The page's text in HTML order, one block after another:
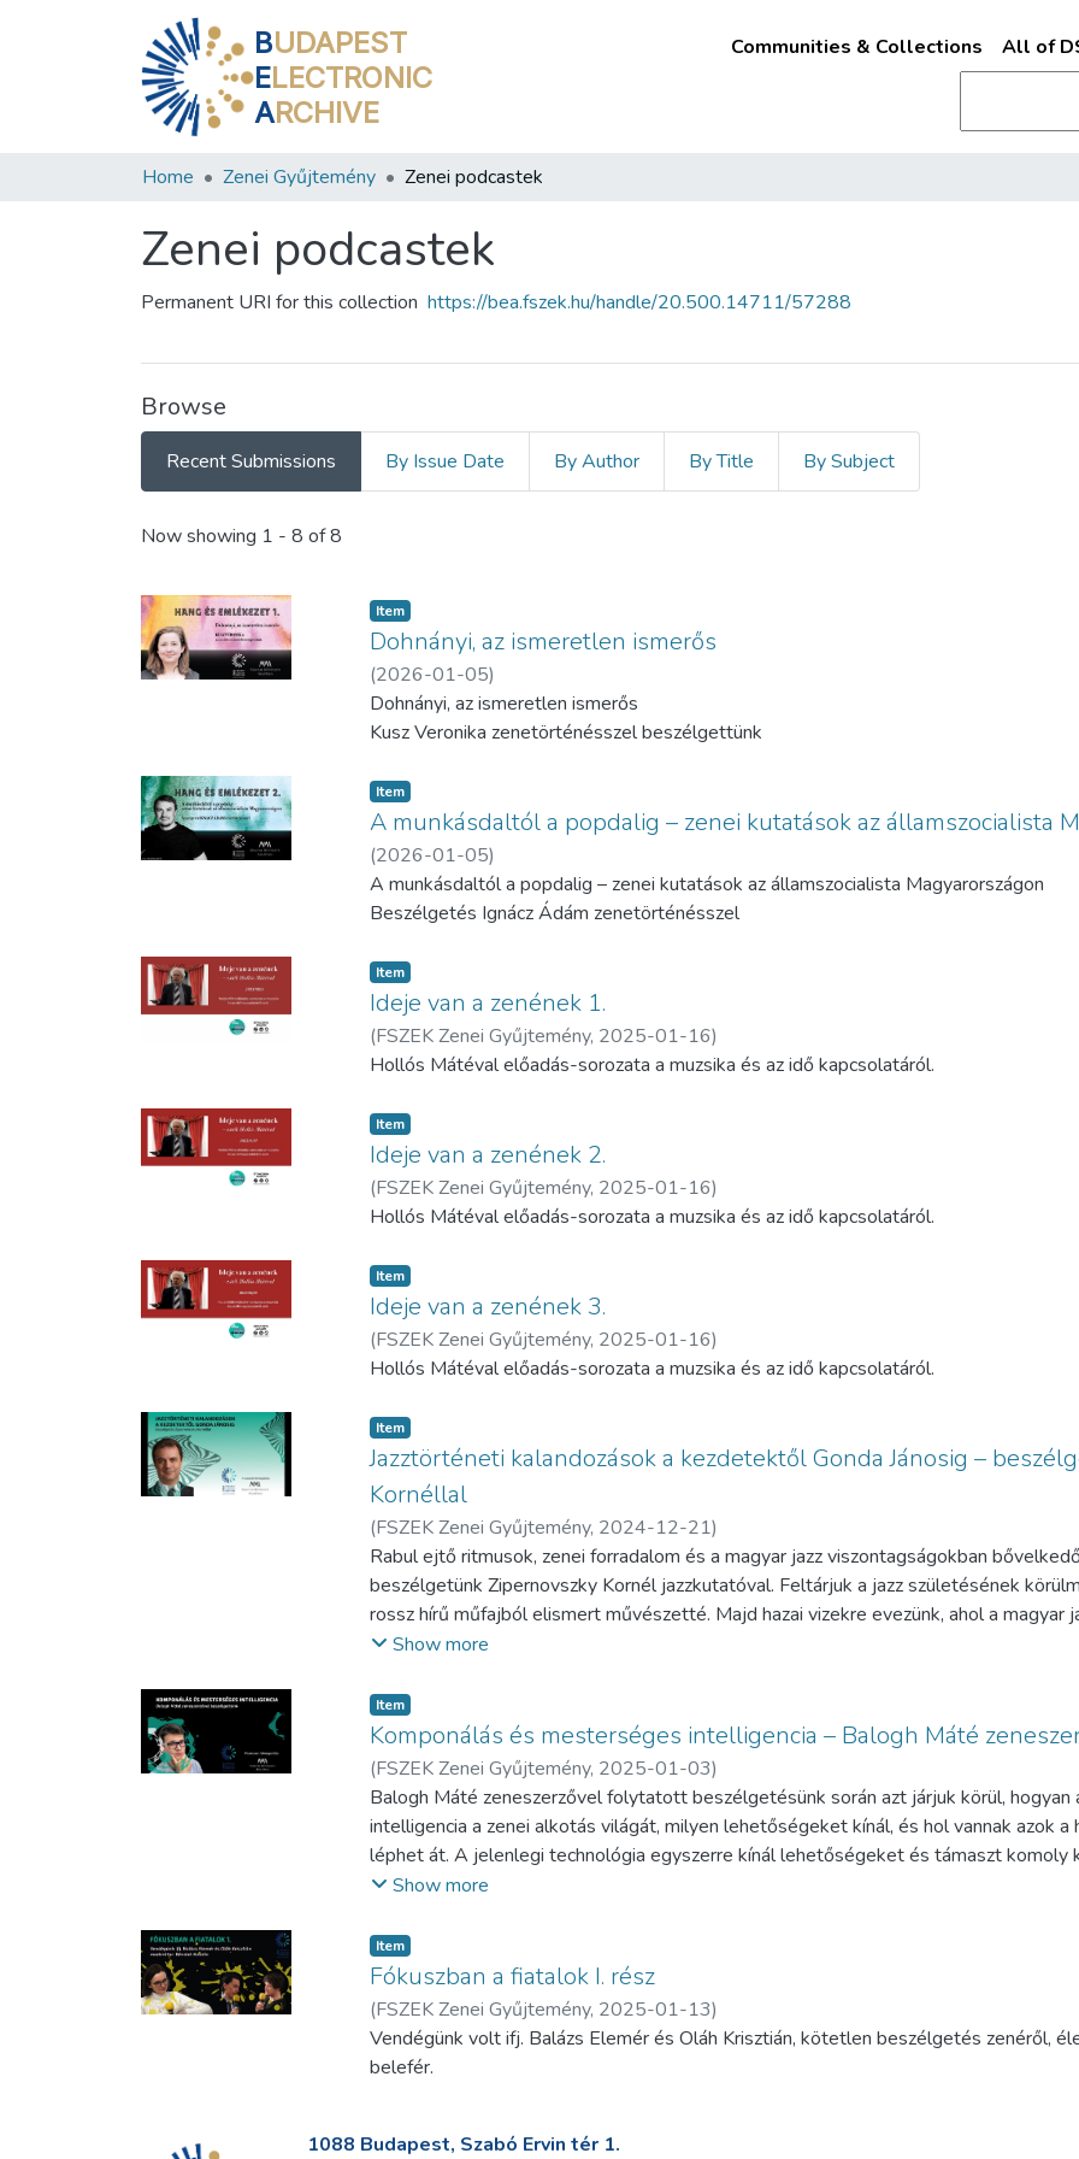
BUDAPEST
ELECTRONIC
ARCHIVE
Communities & Collections All of
Home Zenei Gyűjtemény Zenei podcastek
Zenei podcastek
Permanent URI for this collection https://bea.fszek.hu/handle/20.500.14711/57288
Browse
Recent Submissions By Issue Date By Author By Title By Subject
Recent Submissions
Now showing 1 - 8 of 8
Item
Dohnányi, az ismeretlen ismerős
(2026-01-05)
Dohnányi, az ismeretlen ismerős
Kusz Veronika zenetörténésszel beszélgettünk
Item
A munkásdaltól a popdalig – zenei kutatások az államszocialista
(2026-01-05)
A munkásdaltól a popdalig – zenei kutatások az államszocialista Magyarországon
Beszélgetés Ignácz Ádám zenetörténésszel
Item
Ideje van a zenének 1.
(FSZEK Zenei Gyűjtemény, 2025-01-16)
Hollós Mátéval előadás-sorozata a muzsika és az idő kapcsolatáról.
Item
Ideje van a zenének 2.
(FSZEK Zenei Gyűjtemény, 2025-01-16)
Hollós Mátéval előadás-sorozata a muzsika és az idő kapcsolatáról.
Item
Ideje van a zenének 3.
(FSZEK Zenei Gyűjtemény, 2025-01-16)
Hollós Mátéval előadás-sorozata a muzsika és az idő kapcsolatáról.
Item
Jazztörténeti kalandozások a kezdetektől Gonda Jánosig –
Kornéllal
(FSZEK Zenei Gyűjtemény, 2024-12-21)
Rabul ejtő ritmusok, zenei forradalom és a magyar jazz viszontagságokban
beszélgetünk Zipernovszky Kornél jazzkutatóval. Feltárjuk a jazz születésének
rossz hírű műfajból elismert művészetté. Majd hazai vizekre evezünk, ahol a magyar
pillanatait elevenítjük fel. Különös figyelmet szentelünk Gonda János munkásságának,
kutathatóvá.
Jazz témájú könyvek a Zenei Gyűjteményben:
https://bit.ly/41IoynG
Jazz-hangfelvételek a Zenei Gyűjteményben a Gonda-hagyatékból:
https://bit.ly/404X3n2
Gonda János művei:
https://bit.ly/4guQS1C
Szántó T. Gábor: A jazzprofesszor:
https://saman.fszek.hu/WebPac/Corvina...
Show more
Item
Komponálás és mesterséges intelligencia – Balogh Máté
(FSZEK Zenei Gyűjtemény, 2025-01-03)
Balogh Máté zeneszerzővel folytatott beszélgetésünk során azt járjuk körül,
intelligencia a zenei alkotás világát, milyen lehetőségeket kínál, és hol vannak azok
léphet át. A jelenlegi technológia egyszerre kínál lehetőségeket és támaszt komoly
intelligencia valóban képes eredeti zenei anyagot létrehozni? Hogyan használhatja
kreativitást? Milyen etikai és művészeti dilemmákat vet fel az AI bevonása a zenei
megosztja tapasztalatait arról, hogyan képes az AI segíteni a zeneszerzés
mélységekre és érzelmi árnyalatokra is, amelyeket jelenleg még csak az emberi lélek
Show more
Item
Fókuszban a fiatalok I. rész
(FSZEK Zenei Gyűjtemény, 2025-01-13)
Vendégünk volt ifj. Balázs Elemér és Oláh Krisztián, kötetlen beszélgetés zenéről,
belefér.
1088 Budapest, Szabó Ervin tér 1.